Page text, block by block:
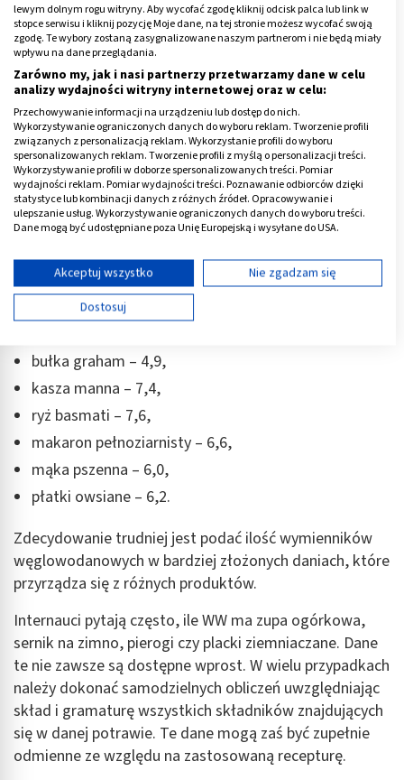
miód pszczeli – 8,0,
gorzka czekolada – 5,5,
orzechy włoskie - 1,2,
herbata bez cukru – 0,
jogurt naturalny 2 proc. – 0,6,
mleko 2 proc. – 1,2,
żółty ser – 0,
pierś kurczaka – 0,1,
polędwica z indyka – 0,1,
dorsz – 0,
krewetki – 0,1,
oleje roślinne – 0,
bułka graham – 4,9,
kasza manna – 7,4,
ryż basmati – 7,6,
makaron pełnoziarnisty – 6,6,
mąka pszenna – 6,0,
płatki owsiane – 6,2.
Zdecydowanie trudniej jest podać ilość wymienników
węglowodanowych w bardziej złożonych daniach, które
przyrządza się z różnych produktów.
Internauci pytają często, ile WW ma zupa ogórkowa,
sernik na zimno, pierogi czy placki ziemniaczane. Dane
te nie zawsze są dostępne wprost. W wielu przypadkach
należy dokonać samodzielnych obliczeń uwzględniając
skład i gramaturę wszystkich składników znajdujących
się w danej potrawie. Te dane mogą zaś być zupełnie
odmienne ze względu na zastosowaną recepturę.
lewym dolnym rogu witryny. Aby wycofać zgodę kliknij odcisk palca lub link w
stopce serwisu i kliknij pozycję Moje dane, na tej stronie możesz wycofać swoją
zgodę. Te wybory zostaną zasygnalizowane naszym partnerom i nie będą miały
wpływu na dane przeglądania.
Zarówno my, jak i nasi partnerzy przetwarzamy dane w celu
analizy wydajności witryny internetowej oraz w celu:
Przechowywanie informacji na urządzeniu lub dostęp do nich.
Wykorzystywanie ograniczonych danych do wyboru reklam. Tworzenie profili
związanych z personalizacją reklam. Wykorzystanie profili do wyboru
spersonalizowanych reklam. Tworzenie profili z myślą o personalizacji treści.
Wykorzystywanie profili w doborze spersonalizowanych treści. Pomiar
wydajności reklam. Pomiar wydajności treści. Poznawanie odbiorców dzięki
statystyce lub kombinacji danych z różnych źródeł. Opracowywanie i
ulepszanie usług. Wykorzystywanie ograniczonych danych do wyboru treści.
Dane mogą być udostępniane poza Unię Europejską i wysyłane do USA.
Wyświetl listę partnerów (11 dostawców IAB)
Używamy Twoich danych w następujących celach:
Cele przetwarzania IAB:
dostęp do nich
Wykorzystywanie ograniczonych danych do
wyboru reklam
Tworzenie profili w celu spersonalizowanych
reklam
Wykorzystanie profili do wyboru
Tworzenie profili w celu personalizacji treści
Wykorzystywanie profili w celu doboru
Pomiar efektywności reklam
Pomiar efektywności treści
Rozumienie odbiorców dzięki statystyce lub
kombinacji danych z różnych źródeł
Rozwój i ulepszanie usług
Akceptuj wszystko
Nie zgadzam się
Dostosuj